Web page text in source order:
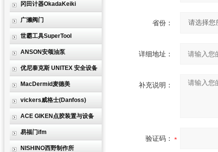
冈田计器OkadaKeiki
广濑阀门
世霸工具SuperTool
ANSON安颂油泵
优尼泰克斯 UNITEX 安全设备
MacDermid麦德美
vickers威格士(Danfoss)
ACE GIKEN点胶装置与设备
易福门ifm
NISHINO西野制作所
省份：
详细地址：
补充说明：
验证码：